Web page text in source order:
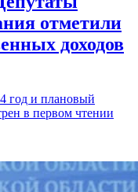
отметили
доходов
год и плановый
в первом чтении